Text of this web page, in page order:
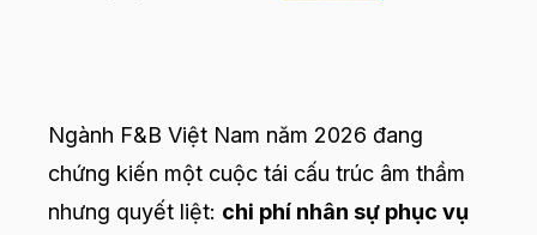
Ngành F&B Việt Nam năm 2026 đang
chứng kiến một cuộc tái cấu trúc âm thầm
nhưng quyết liệt: chi phí nhân sự phục vụ